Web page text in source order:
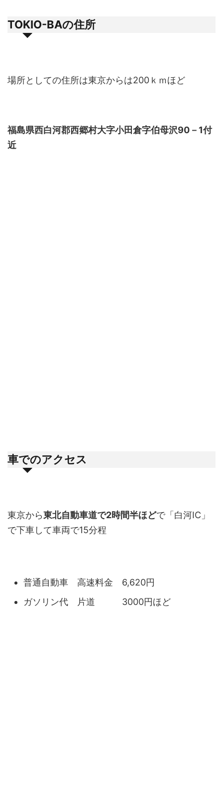
TOKIO-BAの住所
場所としての住所は東京からは200ｋｍほど
福島県西白河郡西郷村大字小田倉字伯母沢90－1付
近
車でのアクセス
東京から東北自動車道で2時間半ほどで「白河IC」
で下車して車両で15分程
普通自動車 高速料金 6,620円
ガソリン代 片道 3000円ほど